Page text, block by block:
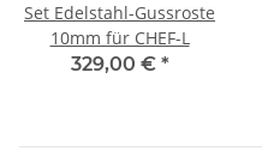
Set Edelstahl-Gussroste
10mm für CHEF-L
329,00 € *